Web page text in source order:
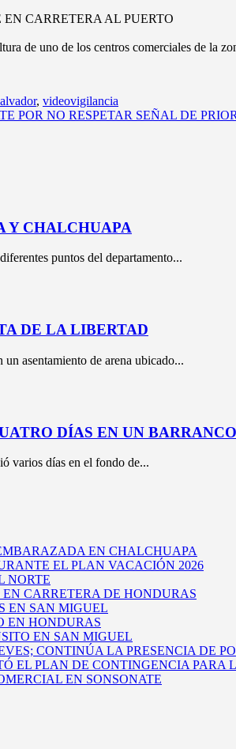
CARRETERA AL PUERTO
de uno de los centros comerciales de la
, videovigilancia
POR NO RESPETAR SEÑAL DE
Y CHALCHUAPA
puntos del departamento...
DE LA LIBERTAD
asentamiento de arena ubicado...
DÍAS EN UN
varios días en el fondo de...
EN CHALCHUAPA
EL PLAN VACACIÓN 2026
NORTE
CARRETERA DE HONDURAS
EN SAN MIGUEL
EN HONDURAS
EN SAN MIGUEL
CONTINÚA LA PRESENCIA DE
EL PLAN DE CONTINGENCIA PARA
EN SONSONATE